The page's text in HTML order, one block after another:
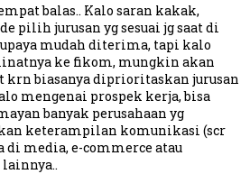
balas.. Kalo saran kakak,
pilih jurusan yg sesuai jg saat di
mudah diterima, tapi kalo
ke fikom, mungkin akan
biasanya diprioritaskan jurusan
mengenai prospek kerja, bisa
banyak perusahaan yg
keterampilan komunikasi (scr
di media, e-commerce atau
lainnya..